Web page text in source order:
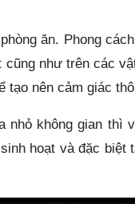
ăn. Phong
như trên các
nên cảm giác
không gian thì
hoạt và đặc